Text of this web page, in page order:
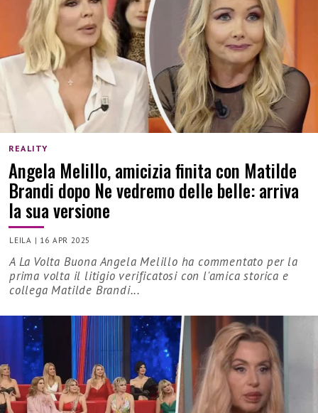
REALITY
Angela Melillo, amicizia finita con Matilde
Brandi dopo Ne vedremo delle belle: arriva
la sua versione
LEILA | 16 APR 2025
A La Volta Buona Angela Melillo ha commentato per la
prima volta il litigio verificatosi con l'amica storica e
collega Matilde Brandi...